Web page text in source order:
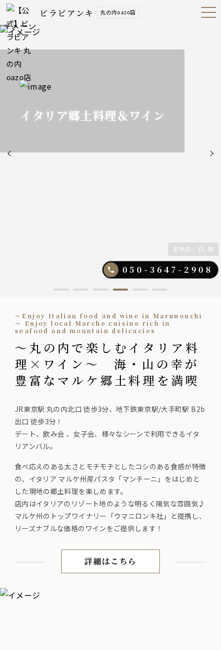
ビラビアンキ 丸の内oazo店 Open
Navig
イタリア郷土料理＆ワイン
050-3647-2908
定休日 : 日, 祝
～Enjoy Italian food and wine in Marunouchi
～ Enjoy local Marche cuisine rich in
seafood and mountain delicacies
～丸の内で楽しむイタリア料
理×ワイン～ 海・山の幸が
豊富なマルケ郷土料理を満喫
JR東京駅 丸の内北口 徒歩3分、地下鉄東京駅/大手町駅 B2b
出口 徒歩3分！
デート、飲み会 、女子会、様々なシーンで利用できるイタ
リアンバル。
食べ応えのある太さとモチモチとしたコシのある食感が特徴
の、イタリア マルケ州産パスタ「マンチーニ」をはじめと
した現地の郷土料理を楽しめます。
店内はイタリアのリゾート地のような明るく陽気な雰囲気♪
マルケ州のトップワイナリー「ウマニロンキ社」と提携し、
リーズナブルな価格のワインをご提供します！
～丸の内で楽しむイタリア
詳細はこちら